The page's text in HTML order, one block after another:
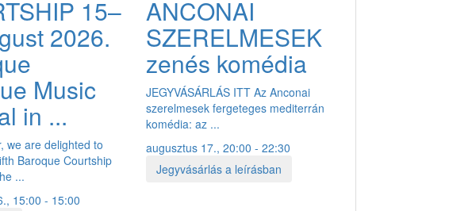
15–
2026.
Music
in ...
we are delighted to
Baroque Courtship
...
15:00 - 15:00
ANCONAI
SZERELMESEK
zenés komédia
JEGYVÁSÁRLÁS ITT Az Anconai
szerelmesek fergeteges mediterrán
komédia: az ...
augusztus 17., 20:00 - 22:30
Jegyvásárlás a leírásban